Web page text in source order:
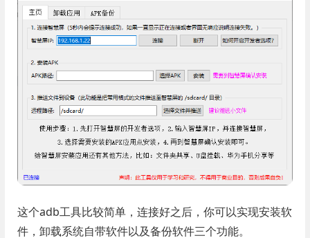
这个adb工具比较简单，连接好之后，你可以实现安装软
件，卸载系统自带软件以及备份软件三个功能。